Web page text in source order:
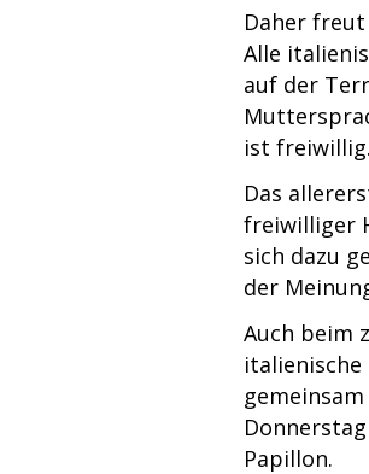
Daher
Alle
auf der
ist freiwillig.
Das
freiwilliger
sich dazu
der
Auch beim
italienische
Papillon.